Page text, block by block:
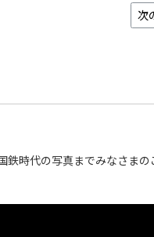
次
鉄時代の写真までみなさまの